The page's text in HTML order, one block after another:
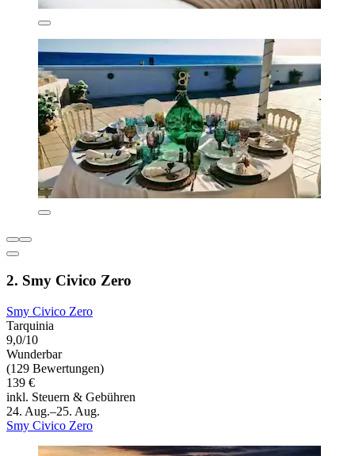
2. Smy Civico Zero
Smy Civico Zero
Tarquinia
9,0/10
Wunderbar
(129 Bewertungen)
139 €
inkl. Steuern & Gebühren
24. Aug.–25. Aug.
Smy Civico Zero